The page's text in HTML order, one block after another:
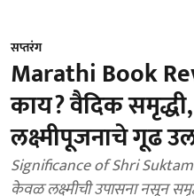
सप्तरंग
Marathi Book
काय? वैदिक
लक्ष्मीपूजनाचे गूढ
Significance of Shri Suktam :
केवळ लक्ष्मीची उपासना नसून